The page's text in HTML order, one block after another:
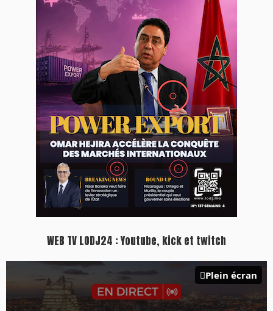
WEB TV LODJ24 : Youtube, kick et twitch
Plein écran